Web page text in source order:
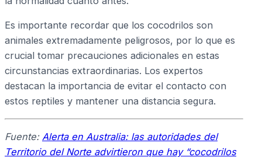
Es importante recordar que los cocodrilos son
animales extremadamente peligrosos, por lo que es
crucial tomar precauciones adicionales en estas
circunstancias extraordinarias. Los expertos
destacan la importancia de evitar el contacto con
estos reptiles y mantener una distancia segura.
Fuente: Alerta en Australia: las autoridades del
Territorio del Norte advirtieron que hay “cocodrilos